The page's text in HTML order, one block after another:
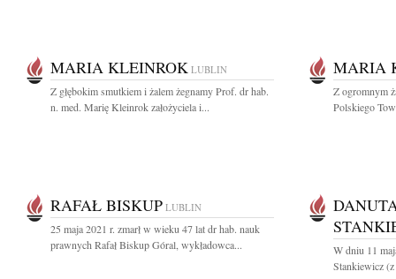
MARIA KLEINROK LUBLIN
Z głębokim smutkiem i żalem żegnamy Prof. dr hab.
n. med. Marię Kleinrok założyciela i...
MARIA
Z ogromnym
Polskiego
RAFAŁ BISKUP LUBLIN
25 maja 2021 r. zmarł w wieku 47 lat dr hab. nauk
prawnych Rafał Biskup Góral, wykładowca...
W dniu 11
Stankiewicz